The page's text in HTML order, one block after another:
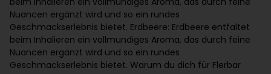
Nuancen ergänzt wird und so ein rundes
Geschmackserlebnis bietet. Erdbeere: Erdbeere entfaltet
beim Inhalieren ein vollmundiges Aroma, das durch feine
Nuancen ergänzt wird und so ein rundes
Geschmackserlebnis bietet. Warum du dich für Flerbar